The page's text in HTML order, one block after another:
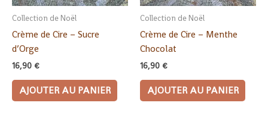
Collection de Noël
Crème de Cire – Sucre
d’Orge
16,90 €
AJOUTER AU PANIER
Collection de Noël
Crème de Cire – Menthe
Chocolat
16,90 €
AJOUTER AU PANIER